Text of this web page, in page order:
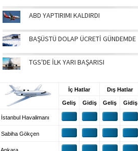
ABD YAPTIRIMI KALDIRDI
BAŞÜSTÜ DOLAP ÜCRETİ GÜNDEMDE
TGS'DE İLK YARI BAŞARISI
İç Hatlar Dış Hatlar
Geliş Gidiş Geliş Gidiş
İstanbul Havalimanı
Sabiha Gökçen